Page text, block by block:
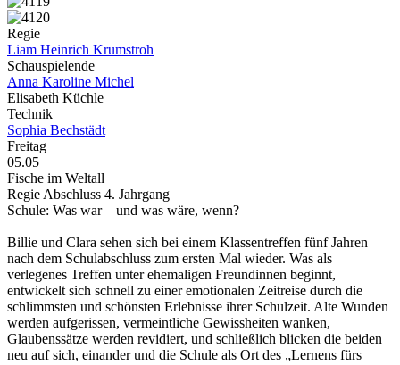
Regie
Liam Heinrich Krumstroh
Schauspielende
Anna Karoline Michel
Elisabeth Küchle
Technik
Sophia Bechstädt
Freitag
05.05
Fische im Weltall
Regie Abschluss 4. Jahrgang
Schule: Was war – und was wäre, wenn?
Billie und Clara sehen sich bei einem Klassentreffen fünf Jahren
nach dem Schulabschluss zum ersten Mal wieder. Was als
verlegenes Treffen unter ehemaligen Freundinnen beginnt,
entwickelt sich schnell zu einer emotionalen Zeitreise durch die
schlimmsten und schönsten Erlebnisse ihrer Schulzeit. Alte Wunden
werden aufgerissen, vermeintliche Gewissheiten wanken,
Glaubenssätze werden revidiert, und schließlich blicken die beiden
neu auf sich, einander und die Schule als Ort des „Lernens fürs